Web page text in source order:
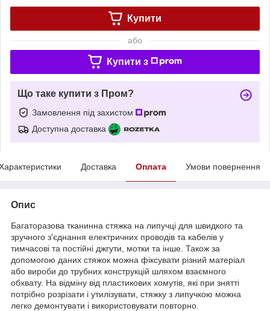
Купити
або
Купити з
Що таке купити з Пром?
Замовлення під захистом
Доступна доставка
Доставка Оплата Умови повернення
Опис
Багаторазова тканинна стяжка на липучці для швидкого та
зручного з'єднання електричних проводів та кабелів у
тимчасові та постійні джгути, мотки та інше. Також за
допомогою даних стяжок можна фіксувати різний матеріал
або вироби до трубних конструкцій шляхом взаємного
обхвату. На відміну від пластикових хомутів, які при знятті
потрібно розрізати і утилізувати, стяжку з липучкою можна
легко демонтувати і використовувати повторно.